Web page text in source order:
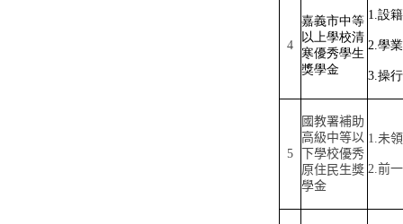
4
嘉義市中等
以上學校清
寒優秀學生
獎學金
1.設
2.學
3.操
5
國教署補助
高級中等以
下學校優秀
原住民生獎
學金
1.未
2.前